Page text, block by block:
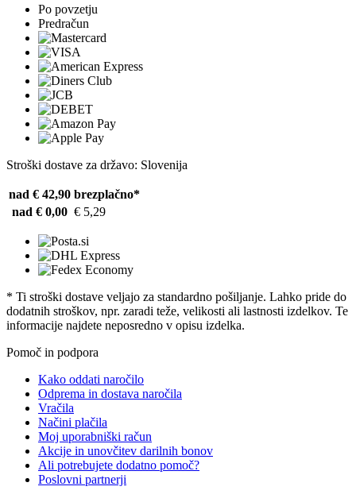
Po povzetju
Predračun
Stroški dostave za državo: Slovenija
nad € 42,90 brezplačno*
nad € 0,00 € 5,29
* Ti stroški dostave veljajo za standardno pošiljanje. Lahko pride do
dodatnih stroškov, npr. zaradi teže, velikosti ali lastnosti izdelkov. Te
informacije najdete neposredno v opisu izdelka.
Pomoč in podpora
Kako oddati naročilo
Odprema in dostava naročila
Vračila
Načini plačila
Moj uporabniški račun
Akcije in unovčitev darilnih bonov
Ali potrebujete dodatno pomoč?
Poslovni partnerji